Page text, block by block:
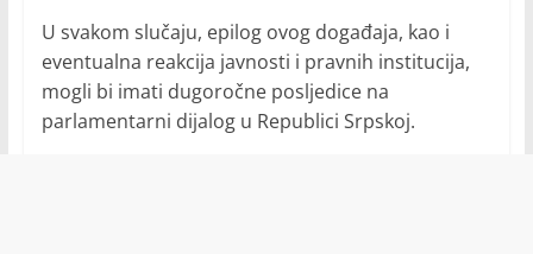
U svakom slučaju, epilog ovog događaja, kao i
eventualna reakcija javnosti i pravnih institucija,
mogli bi imati dugoročne posljedice na
parlamentarni dijalog u Republici Srpskoj.